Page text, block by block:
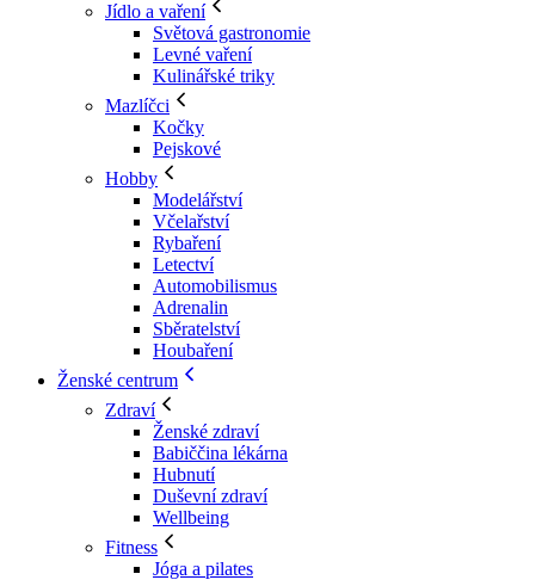
Jídlo a vaření
Světová gastronomie
Levné vaření
Kulinářské triky
Mazlíčci
Kočky
Pejskové
Hobby
Modelářství
Včelařství
Rybaření
Letectví
Automobilismus
Adrenalin
Sběratelství
Houbaření
Ženské centrum
Zdraví
Ženské zdraví
Babiččina lékárna
Hubnutí
Duševní zdraví
Wellbeing
Fitness
Jóga a pilates